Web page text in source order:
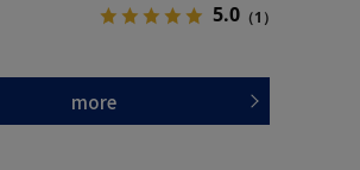
5.0 （1）
more